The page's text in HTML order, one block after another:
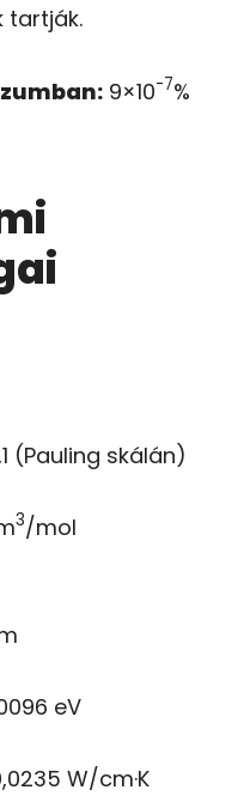
tartják.
9×10-7%
(Pauling skálán)
3/mol
eV
W/cm·K